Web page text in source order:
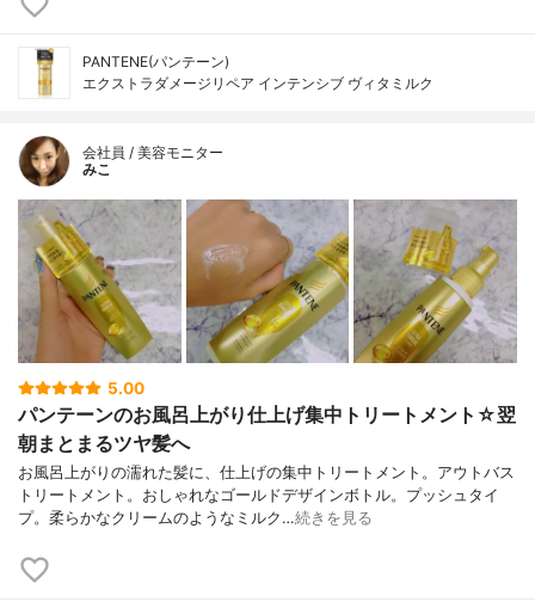
PANTENE(パンテーン)
エクストラダメージリペア インテンシブ ヴィタミルク
会社員 / 美容モニター
みこ
5.00
パンテーンのお風呂上がり仕上げ集中トリートメント☆翌
朝まとまるツヤ髪へ
お風呂上がりの濡れた髪に、仕上げの集中トリートメント。アウトバス
トリートメント。おしゃれなゴールドデザインボトル。プッシュタイ
プ。柔らかなクリームのようなミルク…続きを見る